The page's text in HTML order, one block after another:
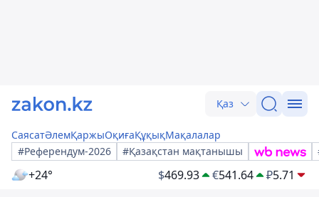
Қаз
СаясатӘлемҚаржыОқиғаҚұқықМақалалар
#Референдум-2026
#Қазақстан мақтанышы
+24° $469.93 €541.64 ₽5.71